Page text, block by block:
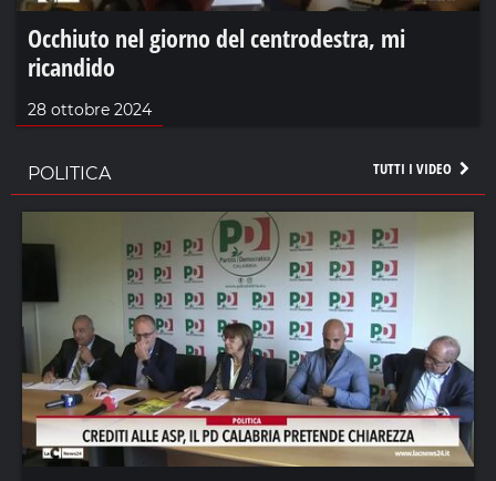
Occhiuto nel giorno del centrodestra, mi
ricandido
28 ottobre 2024
TUTTI I VIDEO
POLITICA